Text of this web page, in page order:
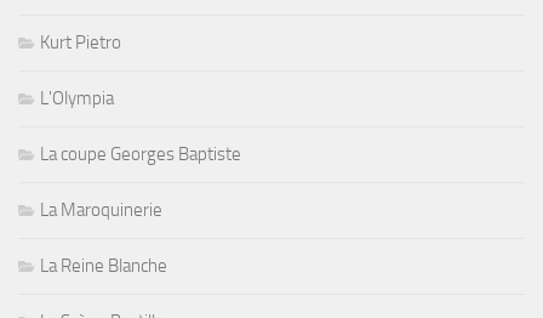
Kurt Pietro
L'Olympia
La coupe Georges Baptiste
La Maroquinerie
La Reine Blanche